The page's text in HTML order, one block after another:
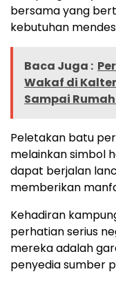
bersama yang
kebutuhan
Baca Juga :
Wakaf di
Sampai
Peletakan batu
melainkan simbol
dapat berjalan
memberikan
Kehadiran
perhatian serius
mereka adalah
penyedia sumber